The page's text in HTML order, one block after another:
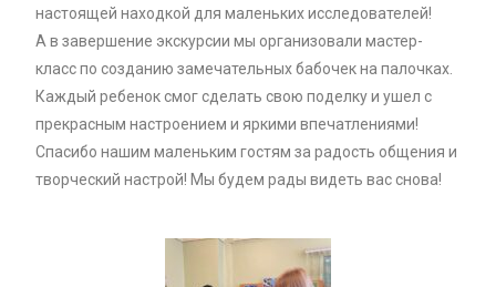
настоящей находкой для маленьких исследователей!
А в завершение экскурсии мы организовали мастер-
класс по созданию замечательных бабочек на палочках.
Каждый ребенок смог сделать свою поделку и ушел с
прекрасным настроением и яркими впечатлениями!
Спасибо нашим маленьким гостям за радость общения и
творческий настрой! Мы будем рады видеть вас снова!